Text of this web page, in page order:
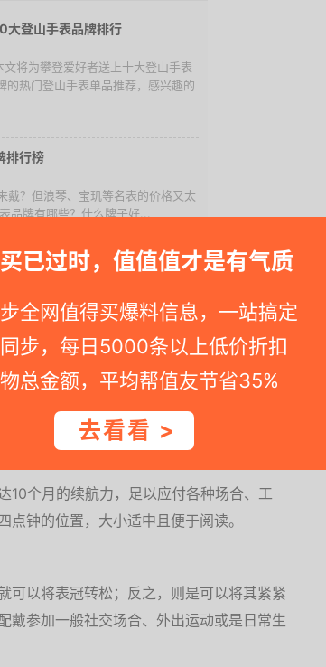
已过时，值值值才是有气质
全网值得买爆料信息，一站搞定
步，每日5000条以上低价折扣
总金额，平均帮值友节省35%
去看看 >
大登山手表品牌排行
将为攀登爱好者送上十大登山手表
的热门登山手表单品推荐，感兴趣的
排行榜
戴？但浪琴、宝玑等名表的价格又太
品牌有哪些？什么牌子好...
波?海淘的多局电波表收不到
直接收电波总是失败，打电话问了
到空旷的地面还是接收失...
部分也特别涂上了夜光涂料，以方便在进
别加大(加粗)的刻度与指针设计，也能让
要的内容。
10个月的续航力，足以应付各种场合、工
钟的位置，大小适中且便于阅读。
可以将表冠转松；反之，则是可以将其紧紧
戴参加一般社交场合、外出运动或是日常生